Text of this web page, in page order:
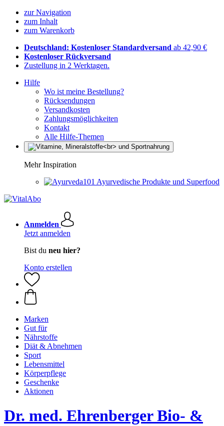
zur Navigation
zum Inhalt
zum Warenkorb
Deutschland: Kostenloser Standardversand ab 42,90 €
Kostenloser Rückversand
Zustellung in 2 Werktagen.
Hilfe
Wo ist meine Bestellung?
Rücksendungen
Versandkosten
Zahlungsmöglichkeiten
Kontakt
Alle Hilfe-Themen
Mehr Inspiration
Ayurvedische Produkte und Superfood
Anmelden
Jetzt anmelden
Bist du neu hier?
Konto erstellen
Marken
Gut für
Nährstoffe
Diät & Abnehmen
Sport
Lebensmittel
Körperpflege
Geschenke
Aktionen
Dr. med. Ehrenberger Bio- &